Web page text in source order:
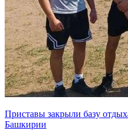
Приставы закрыли базу
Башкирии